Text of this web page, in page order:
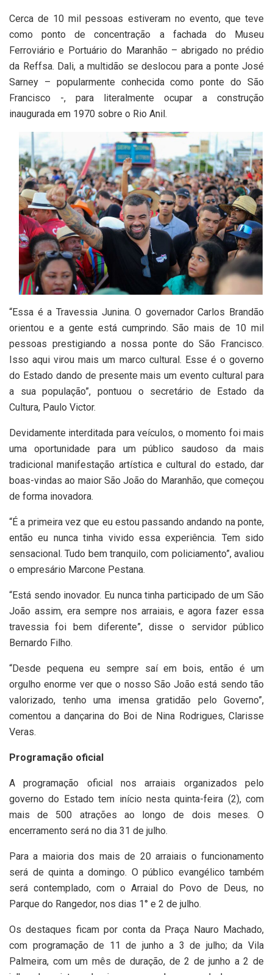
Cerca de 10 mil pessoas estiveram no evento, que teve
como ponto de concentração a fachada do Museu
Ferroviário e Portuário do Maranhão – abrigado no prédio
da Reffsa. Dali, a multidão se deslocou para a ponte José
Sarney – popularmente conhecida como ponte do São
Francisco -, para literalmente ocupar a construção
inaugurada em 1970 sobre o Rio Anil.
“Essa é a Travessia Junina. O governador Carlos Brandão
orientou e a gente está cumprindo. São mais de 10 mil
pessoas prestigiando a nossa ponte do São Francisco.
Isso aqui virou mais um marco cultural. Esse é o governo
do Estado dando de presente mais um evento cultural para
a sua população”, pontuou o secretário de Estado da
Cultura, Paulo Victor.
Devidamente interditada para veículos, o momento foi mais
uma oportunidade para um público saudoso da mais
tradicional manifestação artística e cultural do estado, dar
boas-vindas ao maior São João do Maranhão, que começou
de forma inovadora.
“É a primeira vez que eu estou passando andando na ponte,
então eu nunca tinha vivido essa experiência. Tem sido
sensacional. Tudo bem tranquilo, com policiamento”, avaliou
o empresário Marcone Pestana.
“Está sendo inovador. Eu nunca tinha participado de um São
João assim, era sempre nos arraiais, e agora fazer essa
travessia foi bem diferente”, disse o servidor público
Bernardo Filho.
“Desde pequena eu sempre saí em bois, então é um
orgulho enorme ver que o nosso São João está sendo tão
valorizado, tenho uma imensa gratidão pelo Governo”,
comentou a dançarina do Boi de Nina Rodrigues, Clarisse
Veras.
Programação oficial
A programação oficial nos arraiais organizados pelo
governo do Estado tem início nesta quinta-feira (2), com
mais de 500 atrações ao longo de dois meses. O
encerramento será no dia 31 de julho.
Para a maioria dos mais de 20 arraiais o funcionamento
será de quinta a domingo. O público evangélico também
será contemplado, com o Arraial do Povo de Deus, no
Parque do Rangedor, nos dias 1° e 2 de julho.
Os destaques ficam por conta da Praça Nauro Machado,
com programação de 11 de junho a 3 de julho; da Vila
Palmeira, com um mês de duração, de 2 de junho a 2 de